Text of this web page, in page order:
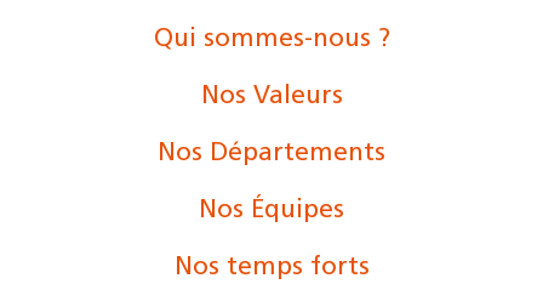
Qui sommes-nous ?
Nos Valeurs
Nos Départements
Nos Équipes
Nos temps forts